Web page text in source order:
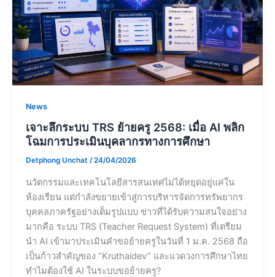
News
เจาะลึกระบบ TRS ย้ายครู 2568: เมื่อ AI พลิก
โฉมการประเมินบุคลากรทางการศึกษา
Detphong Unchat /24/04/2026
นวัตกรรมและเทคโนโลยีสารสนเทศไม่ได้หยุดอยู่แค่ใน
ห้องเรียน แต่กำลังขยายเข้าสู่การบริหารจัดการทรัพยากร
บุคคลภาครัฐอย่างเต็มรูปแบบ ข่าวที่ได้รับความสนใจอย่าง
มากคือ ระบบ TRS (Teacher Request System) ที่เตรียม
นำ AI เข้ามาประเมินคำขอย้ายครูในวันที่ 1 ม.ค. 2568 ถือ
เป็นก้าวสำคัญของ “Kruthaidev” และแวดวงการศึกษาไทย
ทำไมต้องใช้ AI ในระบบขอย้ายครู?